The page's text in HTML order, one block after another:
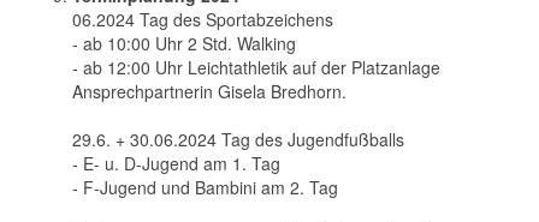
06.2024 Tag des Sportabzeichens
- ab 10:00 Uhr 2 Std. Walking
- ab 12:00 Uhr Leichtathletik auf der Platzanlage
Ansprechpartnerin Gisela Bredhorn.
29.6. + 30.06.2024 Tag des Jugendfußballs
- E- u. D-Jugend am 1. Tag
- F-Jugend und Bambini am 2. Tag